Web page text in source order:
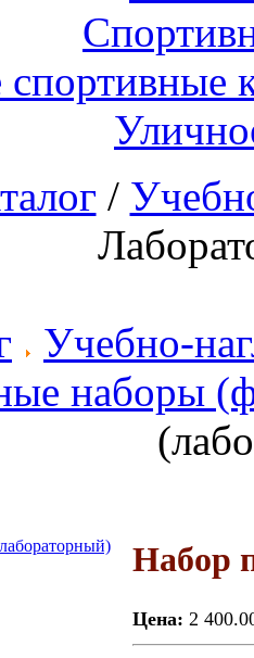
спортивные
/
Учебно-
наборы
Набор
Цена: 2